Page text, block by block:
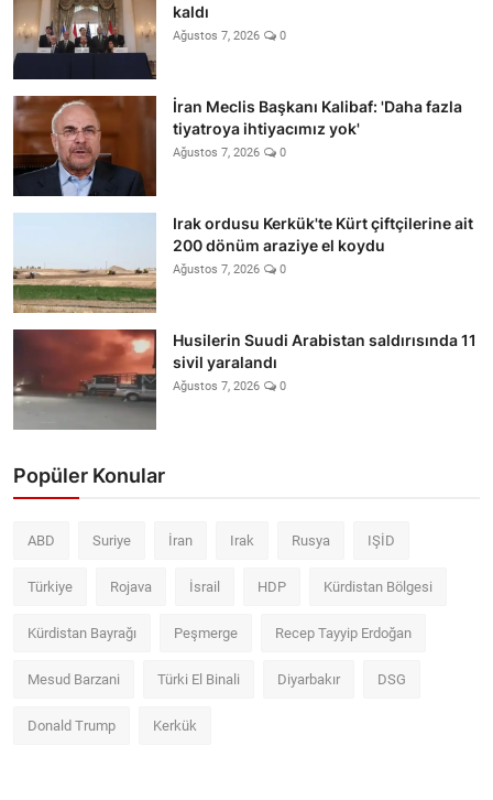
kaldı
Ağustos 7, 2026 0
İran Meclis Başkanı Kalibaf: 'Daha fazla
tiyatroya ihtiyacımız yok'
Ağustos 7, 2026 0
Irak ordusu Kerkük'te Kürt çiftçilerine ait
200 dönüm araziye el koydu
Ağustos 7, 2026 0
Husilerin Suudi Arabistan saldırısında 11
sivil yaralandı
Ağustos 7, 2026 0
Popüler Konular
ABD Suriye İran Irak Rusya IŞİD
Türkiye Rojava İsrail HDP Kürdistan Bölgesi
Kürdistan Bayrağı Peşmerge Recep Tayyip Erdoğan
Mesud Barzani Türki El Binali Diyarbakır DSG
Donald Trump Kerkük